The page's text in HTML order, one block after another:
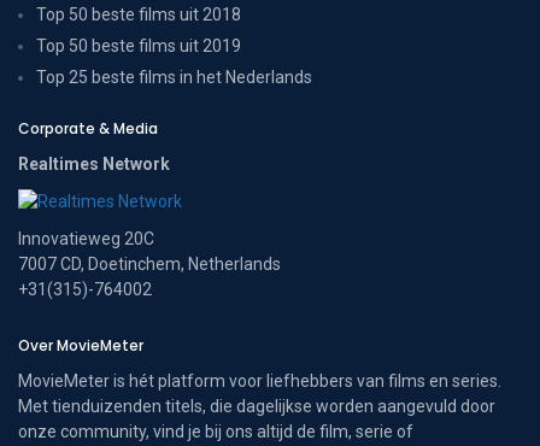
Top 50 beste films uit 2018
Top 50 beste films uit 2019
Top 25 beste films in het Nederlands
Corporate & Media
Realtimes Network
Innovatieweg 20C
7007 CD, Doetinchem, Netherlands
+31(315)-764002
Over MovieMeter
MovieMeter is hét platform voor liefhebbers van films en series.
Met tienduizenden titels, die dagelijkse worden aangevuld door
onze community, vind je bij ons altijd de film, serie of